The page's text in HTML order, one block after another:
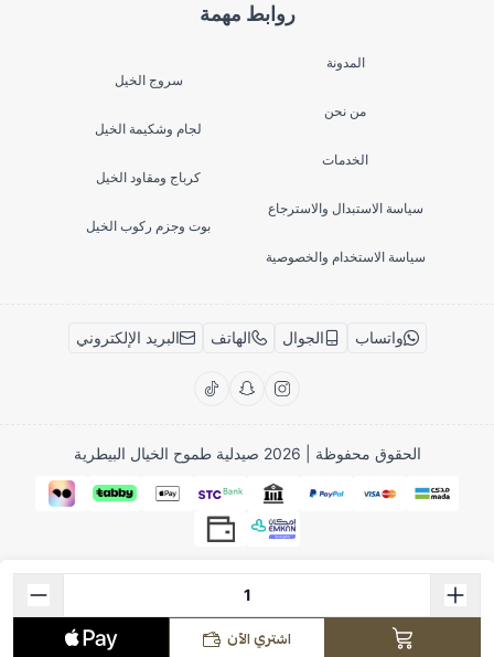
اشتري الآن
روابط مهمة
المدونة
من نحن
الخدمات
سياسة الاستبدال والاسترجاع
سياسة الاستخدام والخصوصية
سروج الخيل
لجام وشكيمة الخيل
كرباج ومقاود الخيل
بوت وجزم ركوب الخيل
واتساب الجوال الهاتف البريد الإلكتروني
الحقوق محفوظة | 2026 صيدلية طموح الخيال البيطرية